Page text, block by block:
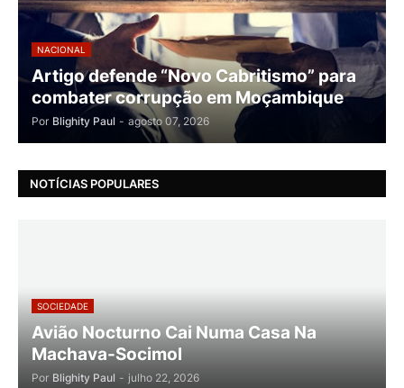
NACIONAL
Artigo defende “Novo Cabritismo” para
combater corrupção em Moçambique
Por Blighity Paul - agosto 07, 2026
NOTÍCIAS POPULARES
SOCIEDADE
Avião Nocturno Cai Numa Casa Na
Machava-Socimol
Por Blighity Paul - julho 22, 2026